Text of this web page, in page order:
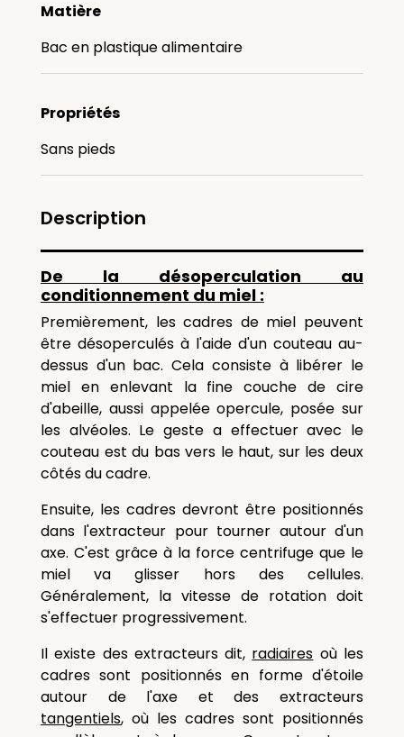
Matière
Bac en plastique alimentaire
Propriétés
Sans pieds
Description
De la désoperculation au
conditionnement du miel :
Premièrement, les cadres de miel peuvent
être désoperculés à l'aide d'un couteau au-
dessus d'un bac. Cela consiste à libérer le
miel en enlevant la fine couche de cire
d'abeille, aussi appelée opercule, posée sur
les alvéoles. Le geste a effectuer avec le
couteau est du bas vers le haut, sur les deux
côtés du cadre.
Ensuite, les cadres devront être positionnés
dans l'extracteur pour tourner autour d'un
axe. C'est grâce à la force centrifuge que le
miel va glisser hors des cellules.
Généralement, la vitesse de rotation doit
s'effectuer progressivement.
Il existe des extracteurs dit, radiaires où les
cadres sont positionnés en forme d'étoile
autour de l'axe et des extracteurs
tangentiels, où les cadres sont positionnés